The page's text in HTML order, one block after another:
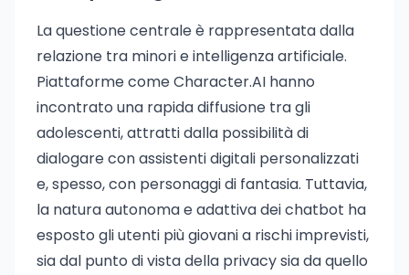
La questione centrale è rappresentata dalla
relazione tra minori e intelligenza artificiale.
Piattaforme come Character.AI hanno
incontrato una rapida diffusione tra gli
adolescenti, attratti dalla possibilità di
dialogare con assistenti digitali personalizzati
e, spesso, con personaggi di fantasia. Tuttavia,
la natura autonoma e adattiva dei chatbot ha
esposto gli utenti più giovani a rischi imprevisti,
sia dal punto di vista della privacy sia da quello